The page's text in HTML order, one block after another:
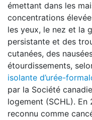
émettant dans les
concentrations
les yeux, le nez et la
persistante et des
cutanées, des
étourdissements,
isolante d’urée-
par la Société
logement (SCHL).
reconnu comme